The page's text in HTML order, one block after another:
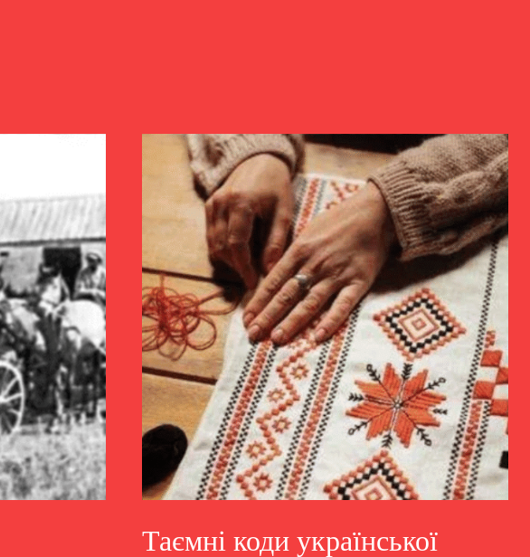
Таємні коди української